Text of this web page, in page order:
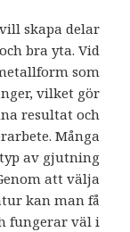
skapa delar
bra yta. Vid
som
vilket gör
resultat och
Många
av gjutning
att välja
kan man få
fungerar väl i